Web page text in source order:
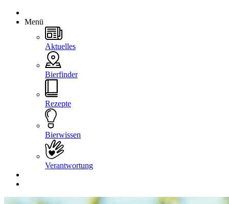
Menü
Aktuelles
Bierfinder
Rezepte
Bierwissen
Verantwortung